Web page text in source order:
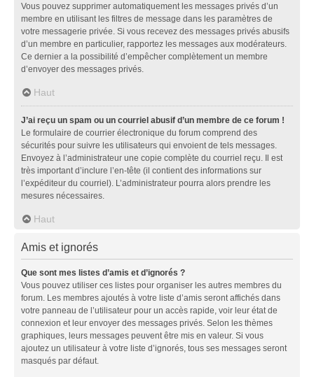
Vous pouvez supprimer automatiquement les messages privés d’un
membre en utilisant les filtres de message dans les paramètres de
votre messagerie privée. Si vous recevez des messages privés abusifs
d’un membre en particulier, rapportez les messages aux modérateurs.
Ce dernier a la possibilité d’empêcher complètement un membre
d’envoyer des messages privés.
Haut
J’ai reçu un spam ou un courriel abusif d’un membre de ce forum !
Le formulaire de courrier électronique du forum comprend des
sécurités pour suivre les utilisateurs qui envoient de tels messages.
Envoyez à l’administrateur une copie complète du courriel reçu. Il est
très important d’inclure l’en-tête (il contient des informations sur
l’expéditeur du courriel). L’administrateur pourra alors prendre les
mesures nécessaires.
Haut
Amis et ignorés
Que sont mes listes d’amis et d’ignorés ?
Vous pouvez utiliser ces listes pour organiser les autres membres du
forum. Les membres ajoutés à votre liste d’amis seront affichés dans
votre panneau de l’utilisateur pour un accès rapide, voir leur état de
connexion et leur envoyer des messages privés. Selon les thèmes
graphiques, leurs messages peuvent être mis en valeur. Si vous
ajoutez un utilisateur à votre liste d’ignorés, tous ses messages seront
masqués par défaut.